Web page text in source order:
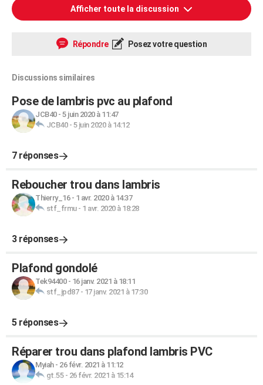
Afficher toute la discussion
Répondre Posez votre question
Discussions similaires
Pose de lambris pvc au plafond
JCB40- 5 juin 2020 à 11:47
JCB40- 5 juin 2020 à 14:12
7 réponses
Reboucher trou dans lambris
Thierry_16- 1 avr. 2020 à 14:37
stf_frmu- 1 avr. 2020 à 18:28
3 réponses
Plafond gondolé
Tek94400- 16 janv. 2021 à 18:11
stf_jpd87- 17 janv. 2021 à 17:30
5 réponses
Réparer trou dans plafond lambris PVC
Myiah- 26 févr. 2021 à 11:12
gt.55- 26 févr. 2021 à 15:14